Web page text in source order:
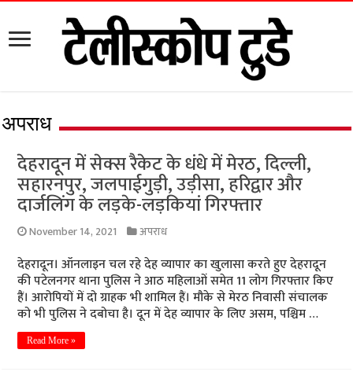
अपराध
देहरादून में सेक्स रैकेट के धंधे में मेरठ, दिल्ली,
सहारनपुर, जलपाईगुड़ी, उड़ीसा, हरिद्वार और
दार्जलिंग के लड़के-लड़कियां गिरफ्तार
November 14, 2021 अपराध
देहरादून। ऑनलाइन चल रहे देह व्यापार का खुलासा करते हुए देहरादून
की पटेलनगर थाना पुलिस ने आठ महिलाओं समेत 11 लोग गिरफ्तार किए
हैं। आरोपियों में दो ग्राहक भी शामिल हैं। मौके से मेरठ निवासी संचालक
को भी पुलिस ने दबोचा है। दून में देह व्यापार के लिए असम, पश्चिम …
Read More »